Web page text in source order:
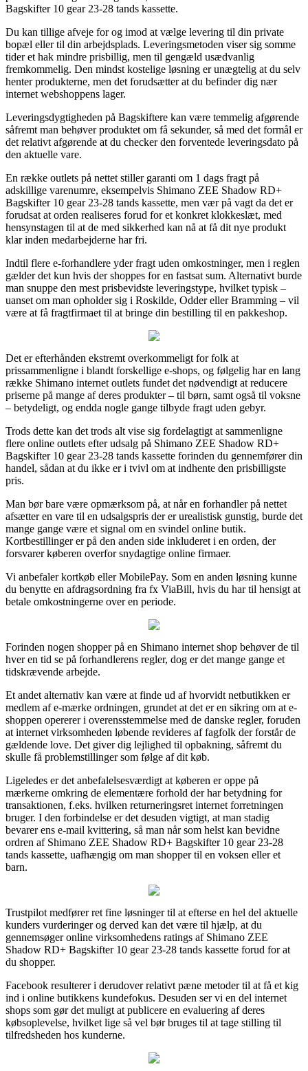
Bagskifter 10 gear 23-28 tands kassette.
Du kan tillige afveje for og imod at vælge levering til din private
bopæl eller til din arbejdsplads. Leveringsmetoden viser sig somme
tider et hak mindre prisbillig, men til gengæld usædvanlig
fremkommelig. Den mindst kostelige løsning er unægtelig at du selv
henter produkterne, men det forudsætter at du befinder dig nær
internet webshoppens lager.
Leveringsdygtigheden på Bagskiftere kan være temmelig afgørende
såfremt man behøver produktet om få sekunder, så med det formål er
det relativt afgørende at du checker den forventede leveringsdato på
den aktuelle vare.
En række outlets på nettet stiller garanti om 1 dags fragt på
adskillige varenumre, eksempelvis Shimano ZEE Shadow RD+
Bagskifter 10 gear 23-28 tands kassette, men vær på vagt da det er
forudsat at orden realiseres forud for et konkret klokkeslæt, med
hensynstagen til at de med sikkerhed kan nå at få dit nye produkt
klar inden medarbejderne har fri.
Indtil flere e-forhandlere yder fragt uden omkostninger, men i reglen
gælder det kun hvis der shoppes for en fastsat sum. Alternativt burde
man snuppe den mest prisbevidste leveringstype, hvilket typisk –
uanset om man opholder sig i Roskilde, Odder eller Bramming – vil
være at få fragtfirmaet til at bringe din bestilling til en pakkeshop.
Det er efterhånden ekstremt overkommeligt for folk at
prissammenligne i blandt forskellige e-shops, og følgelig har en lang
række Shimano internet outlets fundet det nødvendigt at reducere
priserne på mange af deres produkter – til børn, samt også til voksne
– betydeligt, og endda nogle gange tilbyde fragt uden gebyr.
Trods dette kan det trods alt vise sig fordelagtigt at sammenligne
flere online outlets efter udsalg på Shimano ZEE Shadow RD+
Bagskifter 10 gear 23-28 tands kassette forinden du gennemfører din
handel, sådan at du ikke er i tvivl om at indhente den prisbilligste
pris.
Man bør bare være opmærksom på, at når en forhandler på nettet
afsætter en vare til en udsalgspris der er urealistisk gunstig, burde det
mange gange være et signal om en svindel online butik.
Kortbestillinger er på den anden side inkluderet i en orden, der
forsvarer køberen overfor snydagtige online firmaer.
Vi anbefaler kortkøb eller MobilePay. Som en anden løsning kunne
du benytte en afdragsordning fra fx ViaBill, hvis du har til hensigt at
betale omkostningerne over en periode.
Forinden nogen shopper på en Shimano internet shop behøver de til
hver en tid se på forhandlerens regler, dog er det mange gange et
tidskrævende arbejde.
Et andet alternativ kan være at finde ud af hvorvidt netbutikken er
medlem af e-mærke ordningen, grundet at det er en sikring om at e-
shoppen opererer i overensstemmelse med de danske regler, foruden
at internet virksomheden løbende revideres af fagfolk der forstår de
gældende love. Det giver dig lejlighed til opbakning, såfremt du
skulle få problemstillinger som følge af dit køb.
Ligeledes er det anbefalelsesværdigt at køberen er oppe på
mærkerne omkring de elementære forhold der har betydning for
transaktionen, f.eks. hvilken returneringsret internet forretningen
bruger. I den forbindelse er det desuden vigtigt, at man stadig
bevarer ens e-mail kvittering, så man når som helst kan bevidne
ordren af Shimano ZEE Shadow RD+ Bagskifter 10 gear 23-28
tands kassette, uafhængig om man shopper til en voksen eller et
barn.
Trustpilot medfører ret fine løsninger til at efterse en hel del aktuelle
kunders vurderinger og derved kan det være til hjælp, at du
gennemsøger online virksomhedens ratings af Shimano ZEE
Shadow RD+ Bagskifter 10 gear 23-28 tands kassette forud for at
du shopper.
Facebook resulterer i derudover relativt pæne metoder til at få et kig
ind i online butikkens kundefokus. Desuden ser vi en del internet
shops som gør det muligt at publicere en evaluering af deres
købsoplevelse, hvilket lige så vel bør bruges til at tage stilling til
tilfredsheden hos kunderne.